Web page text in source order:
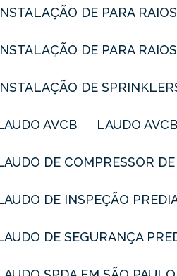
INSTALAÇÃO DE PARA
INSTALAÇÃO DE PARA
INSTALAÇÃO DE
LAUDO AVCB LAUDO
LAUDO DE COMPRESSOR
LAUDO DE INSPEÇÃO
LAUDO DE SEGURANÇA